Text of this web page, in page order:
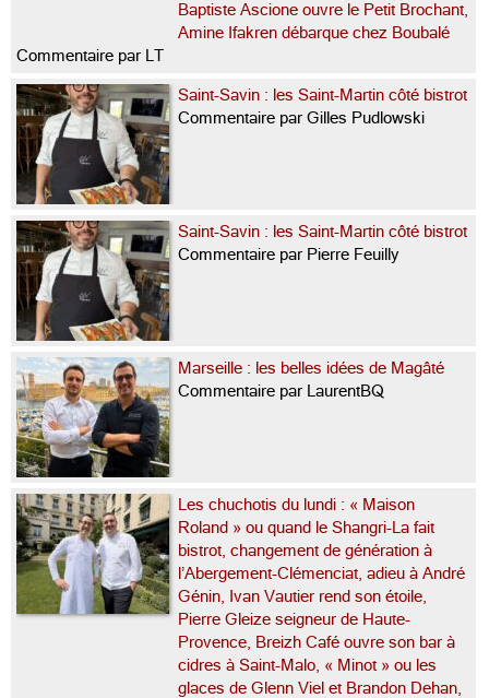
Baptiste Ascione ouvre le Petit Brochant,
Amine Ifakren débarque chez Boubalé
Commentaire par LT
Saint-Savin : les Saint-Martin côté bistrot
Commentaire par Gilles Pudlowski
Saint-Savin : les Saint-Martin côté bistrot
Commentaire par Pierre Feuilly
Marseille : les belles idées de Magâté
Commentaire par LaurentBQ
Les chuchotis du lundi : « Maison
Roland » ou quand le Shangri-La fait
bistrot, changement de génération à
l’Abergement-Clémenciat, adieu à André
Génin, Ivan Vautier rend son étoile,
Pierre Gleize seigneur de Haute-
Provence, Breizh Café ouvre son bar à
cidres à Saint-Malo, « Minot » ou les
glaces de Glenn Viel et Brandon Dehan,